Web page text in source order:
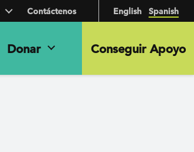
English Spanish
Donar Conseguir Apoyo
Contáctenos